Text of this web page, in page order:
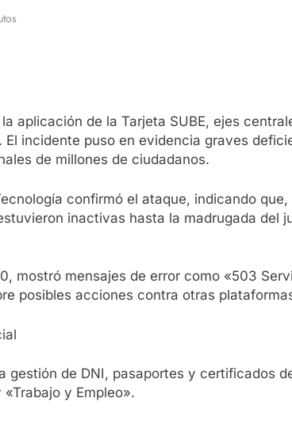
aplicación de la Tarjeta SUBE, ejes
incidente puso en evidencia graves
de millones de ciudadanos.
confirmó el ataque, indicando
inactivas hasta la madrugada del
mostró mensajes de error como «503
posibles acciones contra otras
gestión de DNI, pasaportes y certificados
y Empleo».